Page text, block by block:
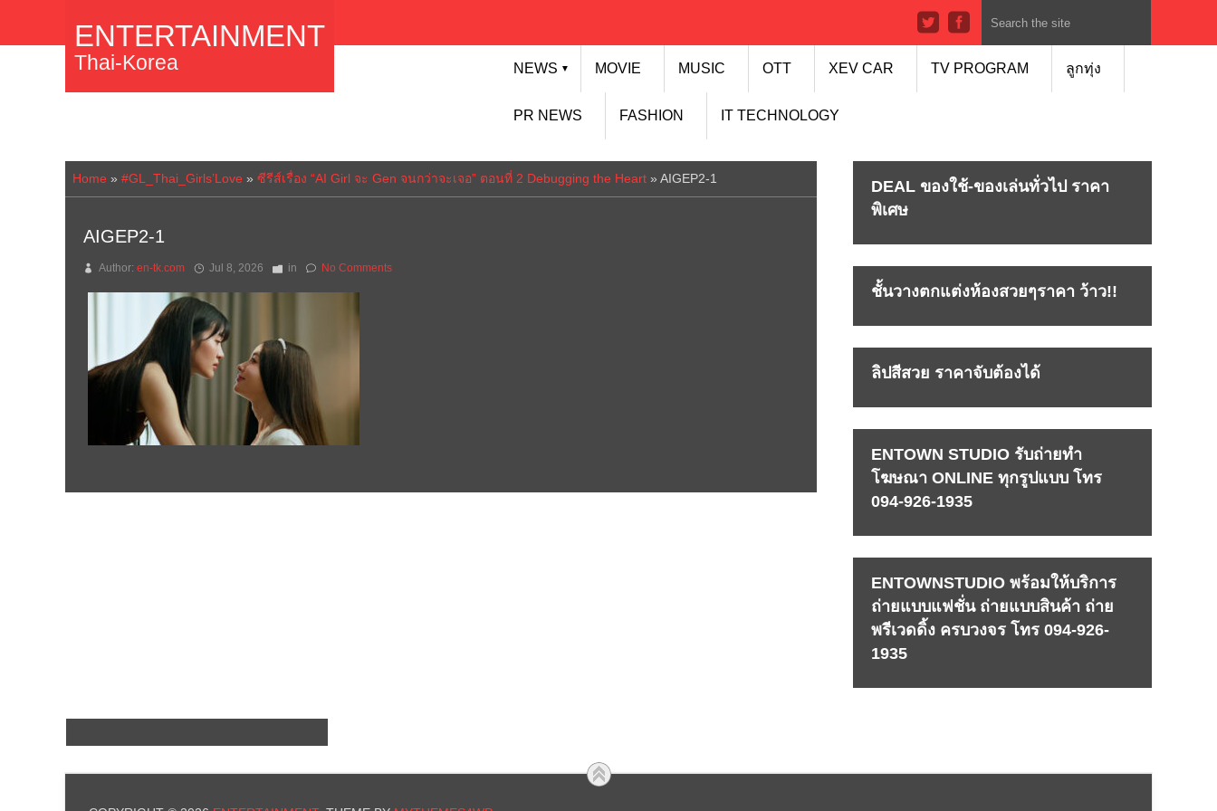
NEWS ▼ MOVIE MUSIC OTT XEV CAR TV PROGRAM ลูกทุ่ง
PR NEWS FASHION IT TECHNOLOGY
ENTERTAINMENT
Thai-Korea
Home » #GL_Thai_Girls’Love » ซีรีส์เรื่อง “AI Girl จะ Gen จนกว่าจะเจอ” ตอนที่ 2 Debugging the Heart » AIGEP2-1
AIGEP2-1
Author: en-tk.com Jul 8, 2026 in No Comments
DEAL ของใช้-ของเล่นทั่วไป ราคา
พิเศษ
ชั้นวางตกแต่งห้องสวยๆราคา ว้าว!!
ลิปสีสวย ราคาจับต้องได้
ENTOWN STUDIO รับถ่ายทำ
โฆษณา ONLINE ทุกรูปแบบ โทร
094-926-1935
ENTOWNSTUDIO พร้อมให้บริการ
ถ่ายแบบแฟชั่น ถ่ายแบบสินค้า ถ่าย
พรีเวดดิ้ง ครบวงจร โทร 094-926-
1935